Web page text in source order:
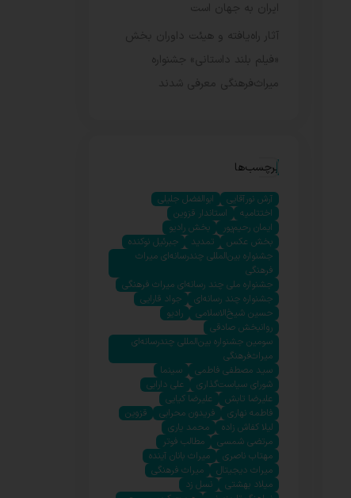
ایران به جهان است
آثار راه‌یافته و هیئت داوران بخش
«فیلم بلند داستانی» جشنواره
میراث‌فرهنگی معرفی شدند
برچسب‌ها
آرش نورآقایی
ابوالفضل جلیلی
اختتامیه
استاندار قزوین
ایمان رحیم‌پور
بخش رادیو
بخش عکس
تمدید
جبرئیل نوکنده
جشنواره بین‌المللی چندرسانه‌ای میراث
فرهنگی
جشنواره ملی چند رسانه‌ای میراث فرهنگی
جشنواره چند رسانه‌ای
جواد قارایی
حسین شیخ‌الاسلامی
رادیو
روانبخش صادقی
سومین جشنواره بین‌المللی چندرسانه‌ای
میراث‌فرهنگی
سید مصطفی فاطمی
سینما
شورای سیاست‌گذاری
علی دارابی
علیرضا تابش
علیرضا کیایی
فاطمه نهاری
فریدون محرابی
قزوین
لیلا کفاش زاده
محمد یاری
مرتضی شمسی
مطالب فوتر
مهتاب ناصری
میراث بانان آینده
میراث دیجیتال
میراث فرهنگی
میلاد بهشتی
نسل زد